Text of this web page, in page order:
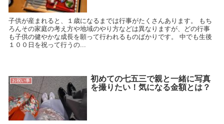
子供が産まれると、１歳になるまでは行事がたくさんあります。 もち
ろんその家庭の考え方や地域のやり方などは異なりますが、どの行事
も子供の健やかな成長を願って行われるものばかりです。 中でも生後
１００日を祝って行うの...
お祝い事
初めての七五三で親と一緒に写真
を撮りたい！気になる金額とは？